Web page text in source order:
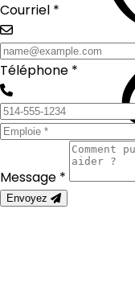
Courriel *
Téléphone *
Message *
Envoyez